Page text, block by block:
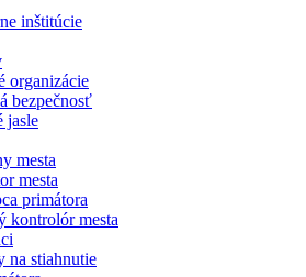
inštitúcie
organizácie
bezpečnosť
jasle
mesta
mesta
primátora
kontrolór mesta
na stiahnutie